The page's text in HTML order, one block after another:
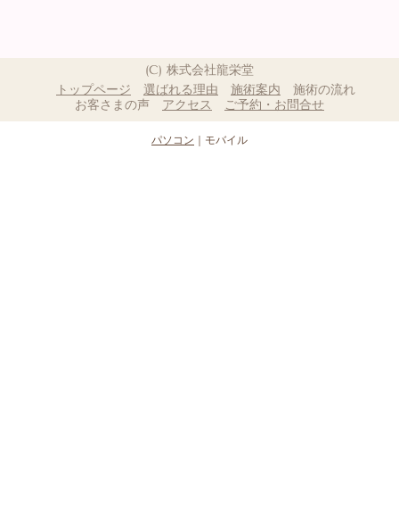
(C) 株式会社龍栄堂
トップページ
選ばれる理由 施術案内
施術の流れ
お客さまの声
アクセス ご予約・お問合せ
パソコン ｜モバイル